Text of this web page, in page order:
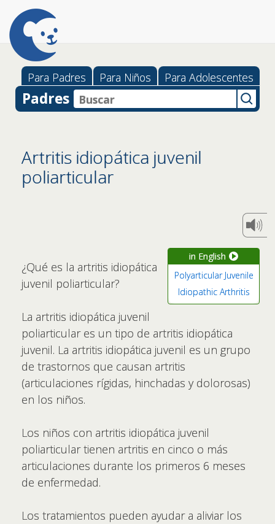
Para Padres Para Niños Para Adolescentes
Padres
Artritis idiopática juvenil
poliarticular
in English
Polyarticular Juvenile
Idiopathic Arthritis
¿Qué es la artritis idiopática
juvenil poliarticular?
La artritis idiopática juvenil
poliarticular es un tipo de artritis idiopática
juvenil. La artritis idiopática juvenil es un grupo
de trastornos que causan artritis
(articulaciones rígidas, hinchadas y dolorosas)
en los niños.
Los niños con artritis idiopática juvenil
poliarticular tienen artritis en cinco o más
articulaciones durante los primeros 6 meses
de enfermedad.
Los tratamientos pueden ayudar a aliviar los